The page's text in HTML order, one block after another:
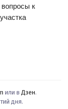
к
или в Дзен.
дня.